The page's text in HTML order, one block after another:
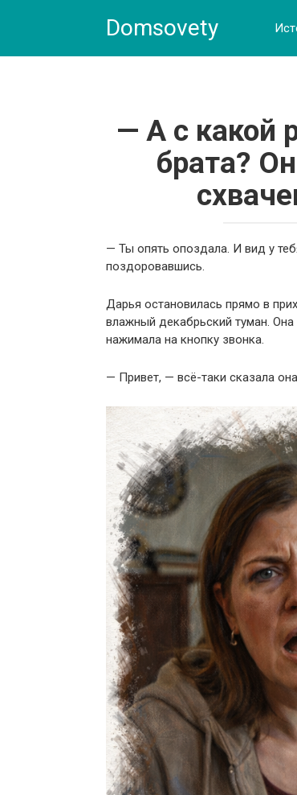
Domsovety
— А с какой
брата?
— Ты опять опоздала. И вид у
поздоровавшись.
Дарья остановилась прямо в
влажный декабрьский туман.
нажимала на кнопку звонка.
— Привет, — всё-таки сказала